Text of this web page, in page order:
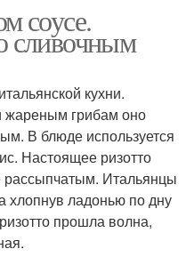
соусе.
сливочным
кухни.
жареным грибам оно
В блюде используется
Настоящее ризотто
Итальянцы
хлопнув ладонью по дну
прошла волна,